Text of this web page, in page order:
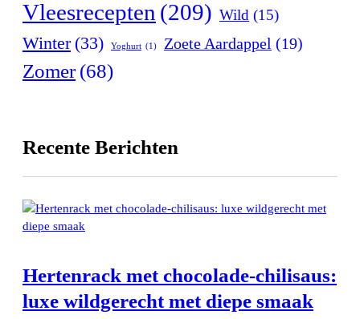
Vleesrecepten (209) Wild (15)
Winter (33) Yoghurt (1) Zoete Aardappel (19)
Zomer (68)
Recente Berichten
Hertenrack met chocolade-chilisaus:
luxe wildgerecht met diepe smaak